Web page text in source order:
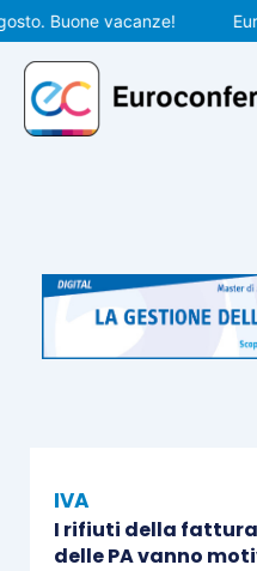
Vai
al
contenuto
Buone vacanze!
IVA
I rifiuti della
delle PA vanno